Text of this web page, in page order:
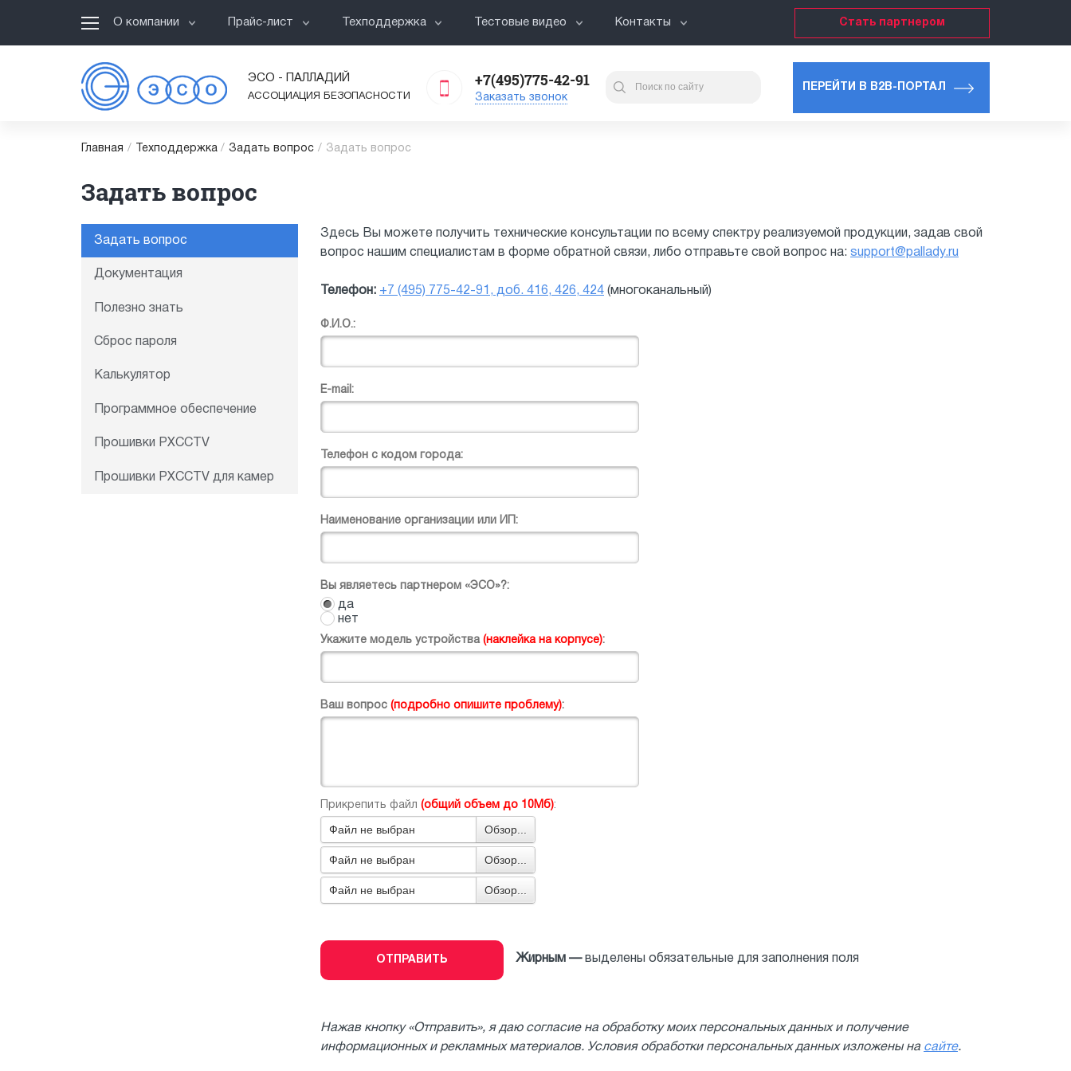
О компании Прайс-лист Техподдержка Тестовые видео Контакты Стать партнером
ЭСО - ПАЛЛАДИЙ
АССОЦИАЦИЯ БЕЗОПАСНОСТИ
+7(495)775-42-91
Заказать звонок
ПЕРЕЙТИ В B2B-ПОРТАЛ
Главная / Техподдержка / Задать вопрос / Задать вопрос
Задать вопрос
Задать вопрос
Документация
Полезно знать
Сброс пароля
Калькулятор
Программное обеспечение
Прошивки PXCCTV
Прошивки PXCCTV для камер
Здесь Вы можете получить технические консультации по всему спектру реализуемой продукции, задав свой
вопрос нашим специалистам в форме обратной связи, либо отправьте свой вопрос на: support@pallady.ru
Телефон: +7 (495) 775-42-91, доб. 416, 426, 424 (многоканальный)
Ф.И.О.:
E-mail:
Телефон с кодом города:
Наименование организации или ИП:
Вы являетесь партнером «ЭСО»?:
да
нет
Укажите модель устройства (наклейка на корпусе):
Ваш вопрос (подробно опишите проблему):
Прикрепить файл (общий объем до 10Мб):
Файл не выбран Обзор...
Файл не выбран Обзор...
Файл не выбран Обзор...
Жирным — выделены обязательные для заполнения поля
Нажав кнопку «Отправить», я даю согласие на обработку моих персональных данных и получение
информационных и рекламных материалов. Условия обработки персональных данных изложены на сайте.